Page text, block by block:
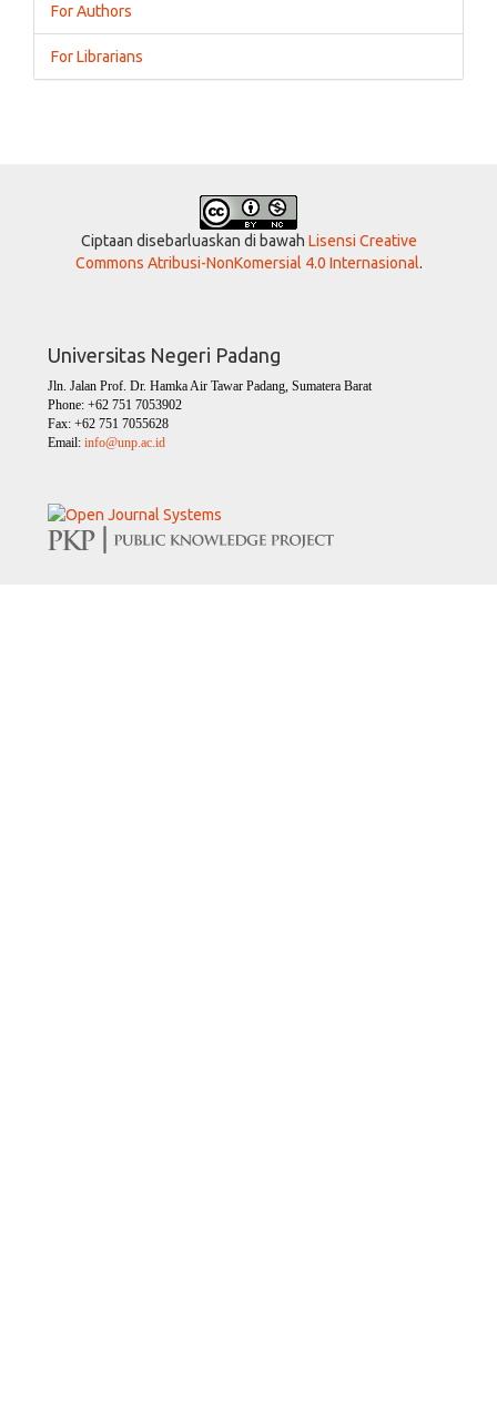
For Authors
For Librarians
Ciptaan disebarluaskan di bawah Lisensi Creative
Commons Atribusi-NonKomersial 4.0 Internasional.
Universitas Negeri Padang
Jln. Jalan Prof. Dr. Hamka Air Tawar Padang, Sumatera Barat
Phone: +62 751 7053902
Fax: +62 751 7055628
Email: info@unp.ac.id